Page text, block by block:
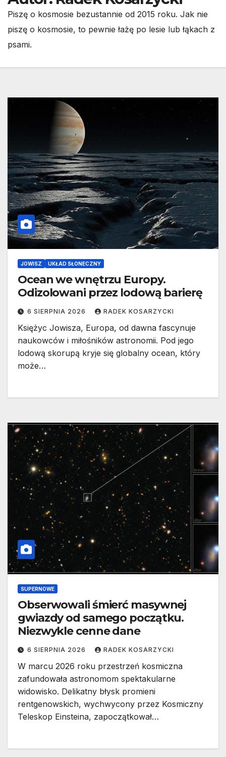
Piszę o kosmosie bezustannie od 2015 roku. Jak nie
piszę o kosmosie, to pewnie łażę po lesie lub łąkach z
psami.
JOWISZ UKŁAD SŁONECZNY
Ocean we wnętrzu Europy.
Odizolowani przez lodową barierę
6 SIERPNIA 2026 RADEK KOSARZYCKI
Księżyc Jowisza, Europa, od dawna fascynuje
naukowców i miłośników astronomii. Pod jego
lodową skorupą kryje się globalny ocean, który
może…
SUPERNOWE
Obserwowali śmierć masywnej
gwiazdy od samego początku.
Niezwykle cenne dane
6 SIERPNIA 2026 RADEK KOSARZYCKI
W marcu 2026 roku przestrzeń kosmiczna
zafundowała astronomom spektakularne
widowisko. Delikatny błysk promieni
rentgenowskich, wychwycony przez Kosmiczny
Teleskop Einsteina, zapoczątkował…